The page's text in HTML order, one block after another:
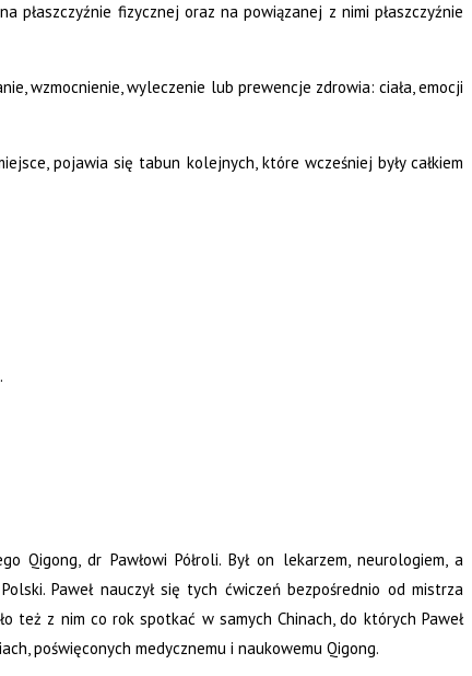
fizycznej oraz na powiązanej z nimi płaszczyźnie
wzmocnienie, wyleczenie lub prewencje zdrowia: ciała, emocji
pojawia się tabun kolejnych, które wcześniej były całkiem
Qigong, dr Pawłowi Półroli. Był on lekarzem, neurologiem, a
Paweł nauczył się tych ćwiczeń bezpośrednio od mistrza
też z nim co rok spotkać w samych Chinach, do których Paweł
poświęconych medycznemu i naukowemu Qigong.